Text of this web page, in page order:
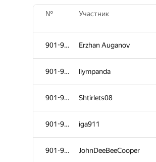
№ Участник
901-905 Erzhan Auganov
901-905 liympanda
901-905 Shtirlets08
901-905 iga911
901-905 JohnDeeBeeCooper